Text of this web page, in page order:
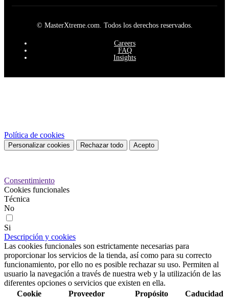
© MasterXtreme.com. Todos los derechos reservados.
Careers
FAQ
Insights
Política de cookies
Personalizar cookies Rechazar todo Acepto
Consentimiento
Cookies funcionales
Técnica
No
Si
Descripción y cookies
Las cookies funcionales son estrictamente necesarias para
proporcionar los servicios de la tienda, así como para su correcto
funcionamiento, por ello no es posible rechazar su uso. Permiten al
usuario la navegación a través de nuestra web y la utilización de las
diferentes opciones o servicios que existen en ella.
Cookie
Proveedor Propósito Caducidad